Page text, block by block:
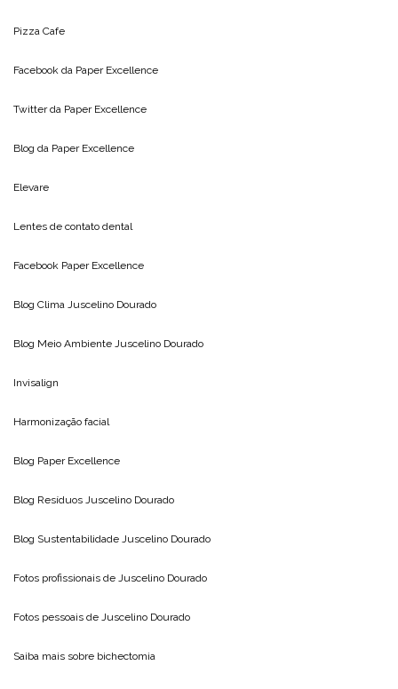
Pizza Cafe
Facebook da Paper Excellence
Twitter da Paper Excellence
Blog da Paper Excellence
Elevare
Lentes de contato dental
Facebook Paper Excellence
Blog Clima Juscelino Dourado
Blog Meio Ambiente Juscelino Dourado
Invisalign
Harmonização facial
Blog Paper Excellence
Blog Resíduos Juscelino Dourado
Blog Sustentabilidade Juscelino Dourado
Fotos profissionais de Juscelino Dourado
Fotos pessoais de Juscelino Dourado
Saiba mais sobre bichectomia